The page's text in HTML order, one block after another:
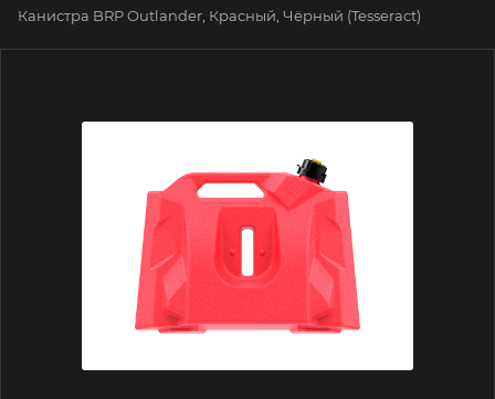
Канистра BRP Outlander, Красный, Чёрный (Tesseract)